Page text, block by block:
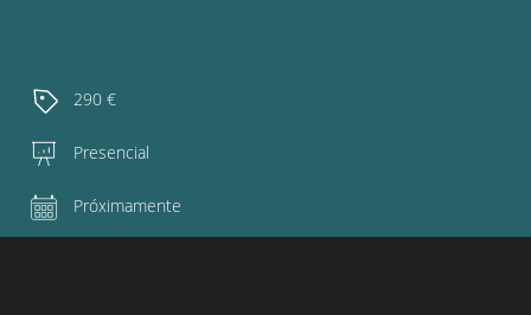
290 €
Presencial
Próximamente